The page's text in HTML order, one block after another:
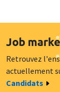
Job
Retrouvez
actuellement
Candidats